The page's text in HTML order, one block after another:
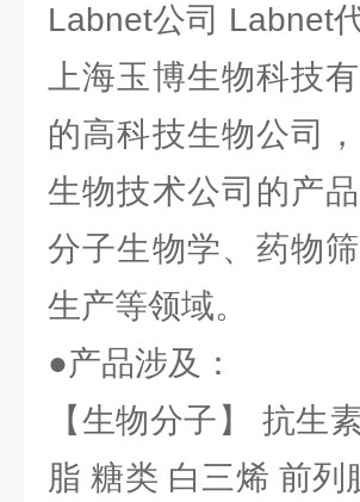
Labnet公司 Labnet
上海玉博生物科技
的高科技生物公司
生物技术公司的产
分子生物学、药物
生产等领域。
●产品涉及：
【生物分子】 抗生
脂 糖类 白三烯 前